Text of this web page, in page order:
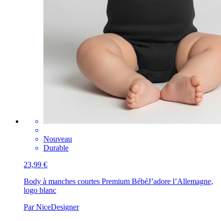
Nouveau
Durable
23,99 €
Body à manches courtes Premium BébéJ’adore l’Allemagne,
logo blanc
Par NiceDesigner